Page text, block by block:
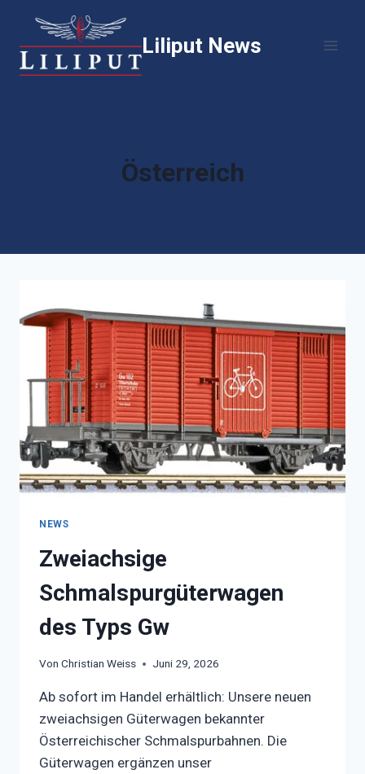
springen
Liliput News
Österreich
NEWS
Zweiachsige
Schmalspurgüterwagen
des Typs Gw
Von Christian Weiss Juni 29, 2026
Ab sofort im Handel erhältlich: Unsere neuen
zweiachsigen Güterwagen bekannter
Österreichischer Schmalspurbahnen. Die
Güterwagen ergänzen unser